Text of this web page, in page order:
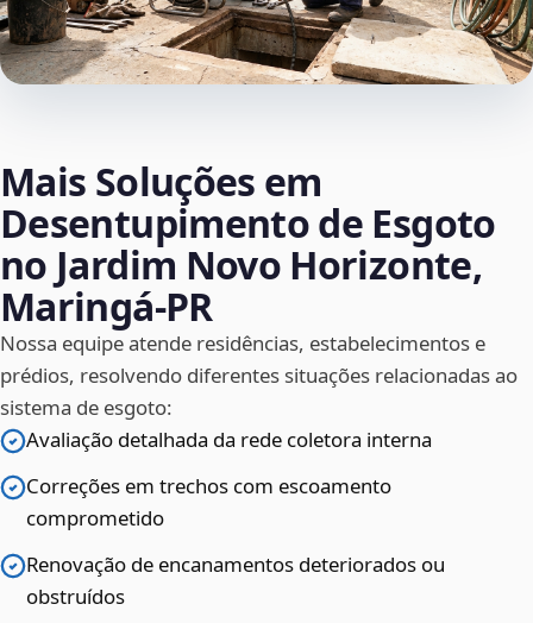
Mais Soluções em
Desentupimento de Esgoto
no Jardim Novo Horizonte,
Maringá‑PR
Nossa equipe atende residências, estabelecimentos e
prédios, resolvendo diferentes situações relacionadas ao
sistema de esgoto:
Avaliação detalhada da rede coletora interna
Correções em trechos com escoamento
comprometido
Renovação de encanamentos deteriorados ou
obstruídos